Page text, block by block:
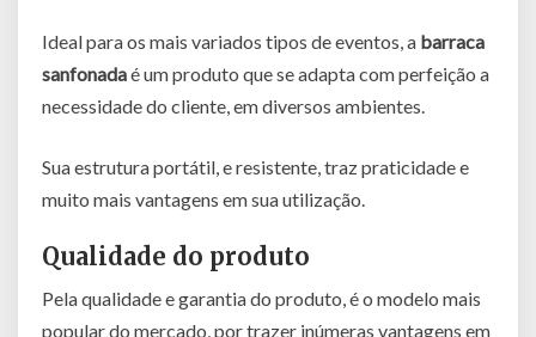
Ideal para os mais variados tipos de eventos, a barraca
sanfonadaé um produto que se adapta com perfeição a
necessidade do cliente, em diversos ambientes.
Sua estrutura portátil, e resistente, traz praticidade e
muito mais vantagens em sua utilização.
Qualidade do produto
Pela qualidade e garantia do produto, é o modelo mais
popular do mercado, por trazer inúmeras vantagens em